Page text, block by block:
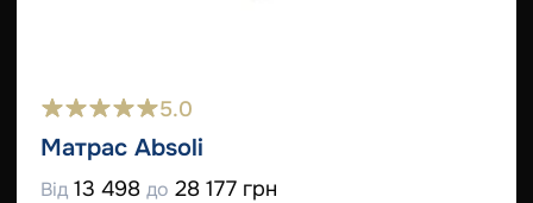
5.0
Матрас Absoli
Від 13 498 до 28 177 грн